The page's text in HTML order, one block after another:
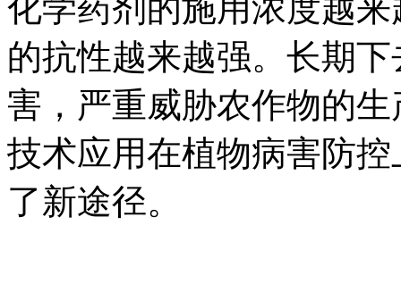
化学药剂的施用浓度越
的抗性越来越强。长期
害，严重威胁农作物的
技术应用在植物病害防
了新途径。